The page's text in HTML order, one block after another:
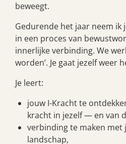
beweegt.
Gedurende het jaar neem ik
in een proces van
innerlijke verbinding. We
worden’. Je gaat jezelf weer
Je leert:
jouw I-Kracht te
kracht in jezelf — en van
verbinding te maken met
landschap,